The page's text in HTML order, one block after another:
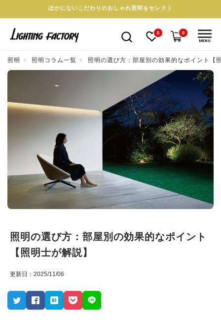
ほかにないこだわりのおしゃれ照明をセレクト
0 0
MENU
照明 照明コラム一覧 照明の選び方：部屋別の効果的なポイント【
照明の選び方：部屋別の効果的なポイント
【照明士が解説】
更新日：2025/11/06